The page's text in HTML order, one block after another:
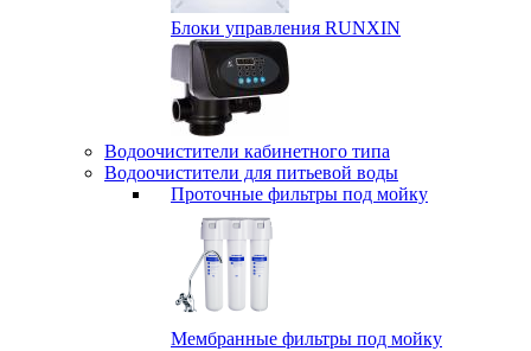
Блоки управления RUNXIN
Водоочистители кабинетного типа
Водоочистители для питьевой воды
Проточные фильтры под мойку
Мембранные фильтры под мойку